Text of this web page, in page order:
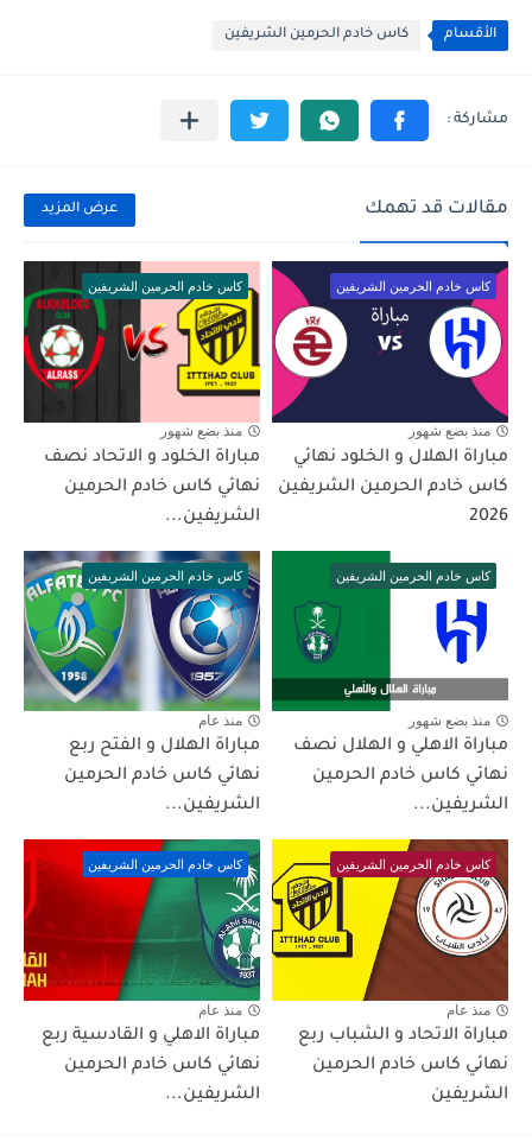
الأقسام كاس خادم الحرمين الشريفين
مقالات قد تهمك عرض المزيد
كاس خادم الحرمين الشريفين
منذ بضع شهور
مباراة الهلال و الخلود نهائي
كاس خادم الحرمين الشريفين
2026
كاس خادم الحرمين الشريفين
منذ بضع شهور
مباراة الخلود و الاتحاد نصف
نهائي كاس خادم الحرمين
الشريفين...
كاس خادم الحرمين الشريفين
منذ بضع شهور
مباراة الاهلي و الهلال نصف
نهائي كاس خادم الحرمين
الشريفين...
كاس خادم الحرمين الشريفين
منذ عام
مباراة الهلال و الفتح ربع
نهائي كاس خادم الحرمين
الشريفين...
كاس خادم الحرمين الشريفين
منذ عام
مباراة الاتحاد و الشباب ربع
نهائي كاس خادم الحرمين
الشريفين
كاس خادم الحرمين الشريفين
منذ عام
مباراة الاهلي و القادسية ربع
نهائي كاس خادم الحرمين
الشريفين...